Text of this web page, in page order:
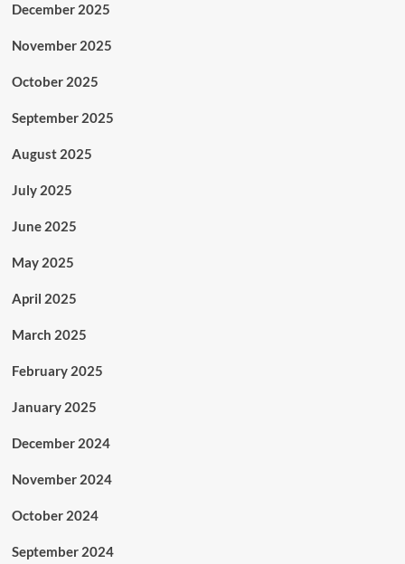
December 2025
November 2025
October 2025
September 2025
August 2025
July 2025
June 2025
May 2025
April 2025
March 2025
February 2025
January 2025
December 2024
November 2024
October 2024
September 2024